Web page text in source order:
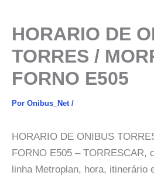
HORARIO DE
TORRES /
FORNO E505
Por Onibus_Net /
HORARIO DE ONIBUS
FORNO E505 – TORRESCAR,
linha Metroplan, hora, itinerário